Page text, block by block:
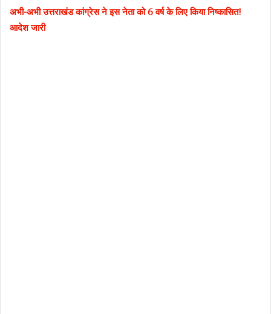
अभी-अभी उत्तराखंड कांग्रेस ने इस नेता को 6 वर्ष के लिए किया निष्कासित!
आदेश जारी